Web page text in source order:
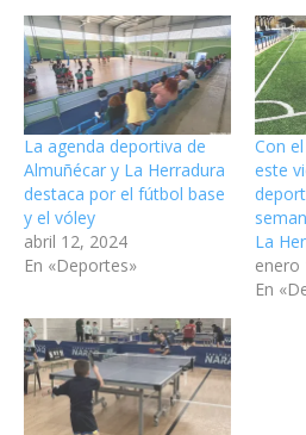
La agenda deportiva de
Almuñécar y La Herradura
destaca por el fútbol base
y el vóley
abril 12, 2024
En «Deportes»
Con
este
La
enero
En